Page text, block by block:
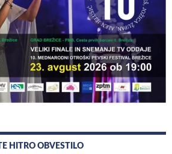
HITRO OBVESTILO